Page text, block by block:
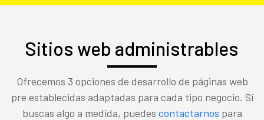
Sitios web administrables
Ofrecemos 3 opciones de desarrollo de páginas web
pre establecidas adaptadas para cada tipo negocio. Si
buscas algo a medida, puedes contactarnos para